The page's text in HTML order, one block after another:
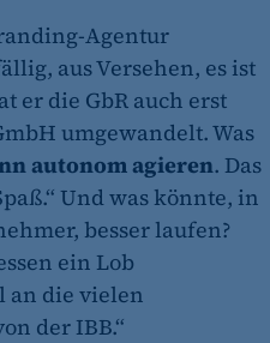
Agentur
aus Versehen, es ist
er die GbR auch erst
umgewandelt. Was
autonom agieren. Das
Und was könnte, in
besser laufen?
ein Lob
an die vielen
der IBB.“